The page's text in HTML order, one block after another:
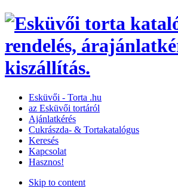
Esküvői­­ -­ Torta­ .hu
az Esküvői tortáról
Ajánlatkérés
Cukrászda- & Tortakatalógus
Keresés
Kapcsolat
Hasznos!
Skip to content